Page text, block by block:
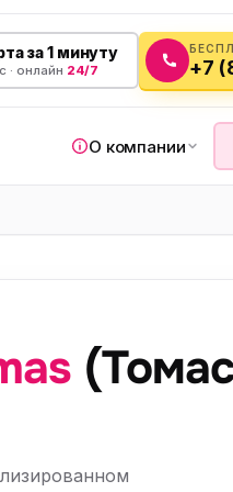
за 1 минуту
· онлайн 24/7 +7
О компании